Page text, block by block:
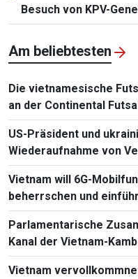
Besuch von KPV-
Staatspräsident To
Am beliebtesten
Die vietnamesische
an der Continental
US-Präsident und
Wiederaufnahme von
Vietnam will 6G-
beherrschen und
Parlamentarische
Kanal der Vietnam-
Vietnam